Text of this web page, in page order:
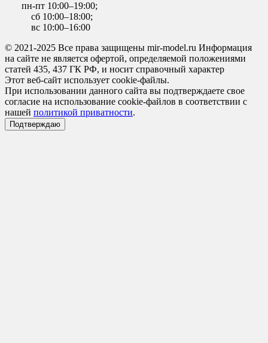
пн-пт 10:00–19:00;
сб 10:00–18:00;
вс 10:00–16:00
© 2021-2025 Все права защищены mir-model.ru Информация
на сайте не является офертой, определяемой положениями
статей 435, 437 ГК РФ, и носит справочный характер
Этот веб-сайт использует cookie-файлы.
При использовании данного сайта вы подтверждаете свое
согласие на использование cookie-файлов в соответствии с
нашей политикой приватности.
Подтверждаю